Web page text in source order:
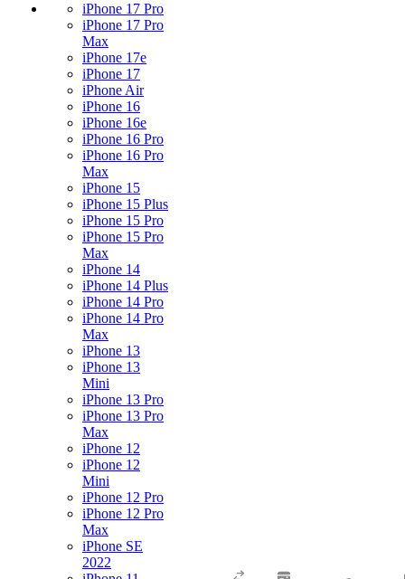
iPhone 17 Pro
iPhone 17 Pro
Max
iPhone 17e
iPhone 17
iPhone Air
iPhone 16
iPhone 16e
iPhone 16 Pro
iPhone 16 Pro
Max
iPhone 15
iPhone 15 Plus
iPhone 15 Pro
iPhone 15 Pro
Max
iPhone 14
iPhone 14 Plus
iPhone 14 Pro
iPhone 14 Pro
Max
iPhone 13
iPhone 13
Mini
iPhone 13 Pro
iPhone 13 Pro
Max
iPhone 12
iPhone 12
Mini
iPhone 12 Pro
iPhone 12 Pro
Max
iPhone SE
2022